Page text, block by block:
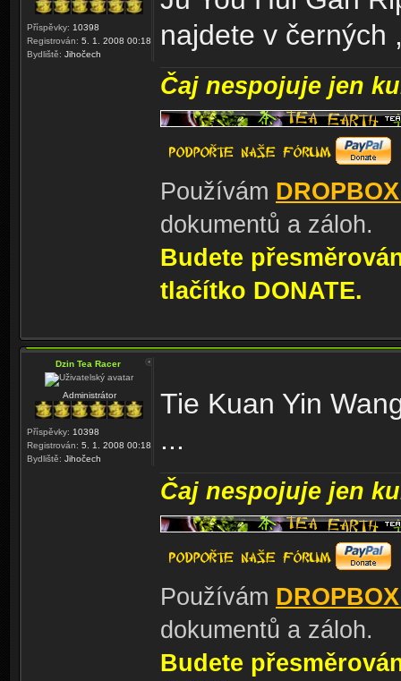
Příspěvky: 10398
Registrován: 5. 1. 2008 00:18
Bydliště: Jihočech
najdete v černých
Čaj nespojuje jen
Používám
dokumentů a záloh.
Budete
tlačítko DONATE.
Dzin Tea Racer
Administrátor
Příspěvky: 10398
Registrován: 5. 1. 2008 00:18
Bydliště: Jihočech
Tie Kuan Yin
...
Čaj nespojuje jen
Používám
dokumentů a záloh.
Budete